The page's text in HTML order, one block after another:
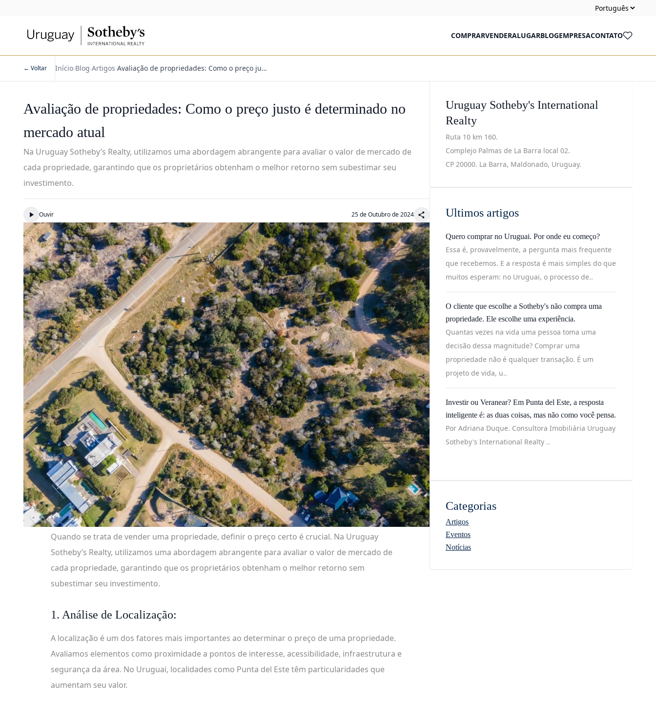
COMPRARVENDERALUGARBLOGEMPRESACONTATO
← Voltar Início›Blog›Artigos›Avaliação de propriedades: Como o preço ju…
Avaliação de propriedades: Como o preço justo é determinado no
mercado atual
Na Uruguay Sotheby’s Realty, utilizamos uma abordagem abrangente para avaliar o valor de mercado de
cada propriedade, garantindo que os proprietários obtenham o melhor retorno sem subestimar seu
investimento.
Ouvir 25 de Outubro de 2024
Quando se trata de vender uma propriedade, definir o preço certo é crucial. Na Uruguay
Sotheby’s Realty, utilizamos uma abordagem abrangente para avaliar o valor de mercado de
cada propriedade, garantindo que os proprietários obtenham o melhor retorno sem
subestimar seu investimento.
1. Análise de Localização:
A localização é um dos fatores mais importantes ao determinar o preço de uma propriedade.
Avaliamos elementos como proximidade a pontos de interesse, acessibilidade, infraestrutura e
segurança da área. No Uruguai, localidades como Punta del Este têm particularidades que
aumentam seu valor.
Uruguay Sotheby's International
Realty
Ruta 10 km 160.
Complejo Palmas de La Barra local 02.
CP 20000. La Barra, Maldonado, Uruguay.
Ultimos artigos
Quero comprar no Uruguai. Por onde eu começo?
Essa é, provavelmente, a pergunta mais frequente
que recebemos. E a resposta é mais simples do que
muitos esperam: no Uruguai, o processo de..
O cliente que escolhe a Sotheby's não compra uma
propriedade. Ele escolhe uma experiência.
Quantas vezes na vida uma pessoa toma uma
decisão dessa magnitude? Comprar uma
propriedade não é qualquer transação. É um
projeto de vida, u..
Investir ou Veranear? Em Punta del Este, a resposta
inteligente é: as duas coisas, mas não como você pensa.
Por Adriana Duque. Consultora Imobiliária Uruguay
Sotheby's International Realty ..
Categorias
Artigos
Eventos
Notícias